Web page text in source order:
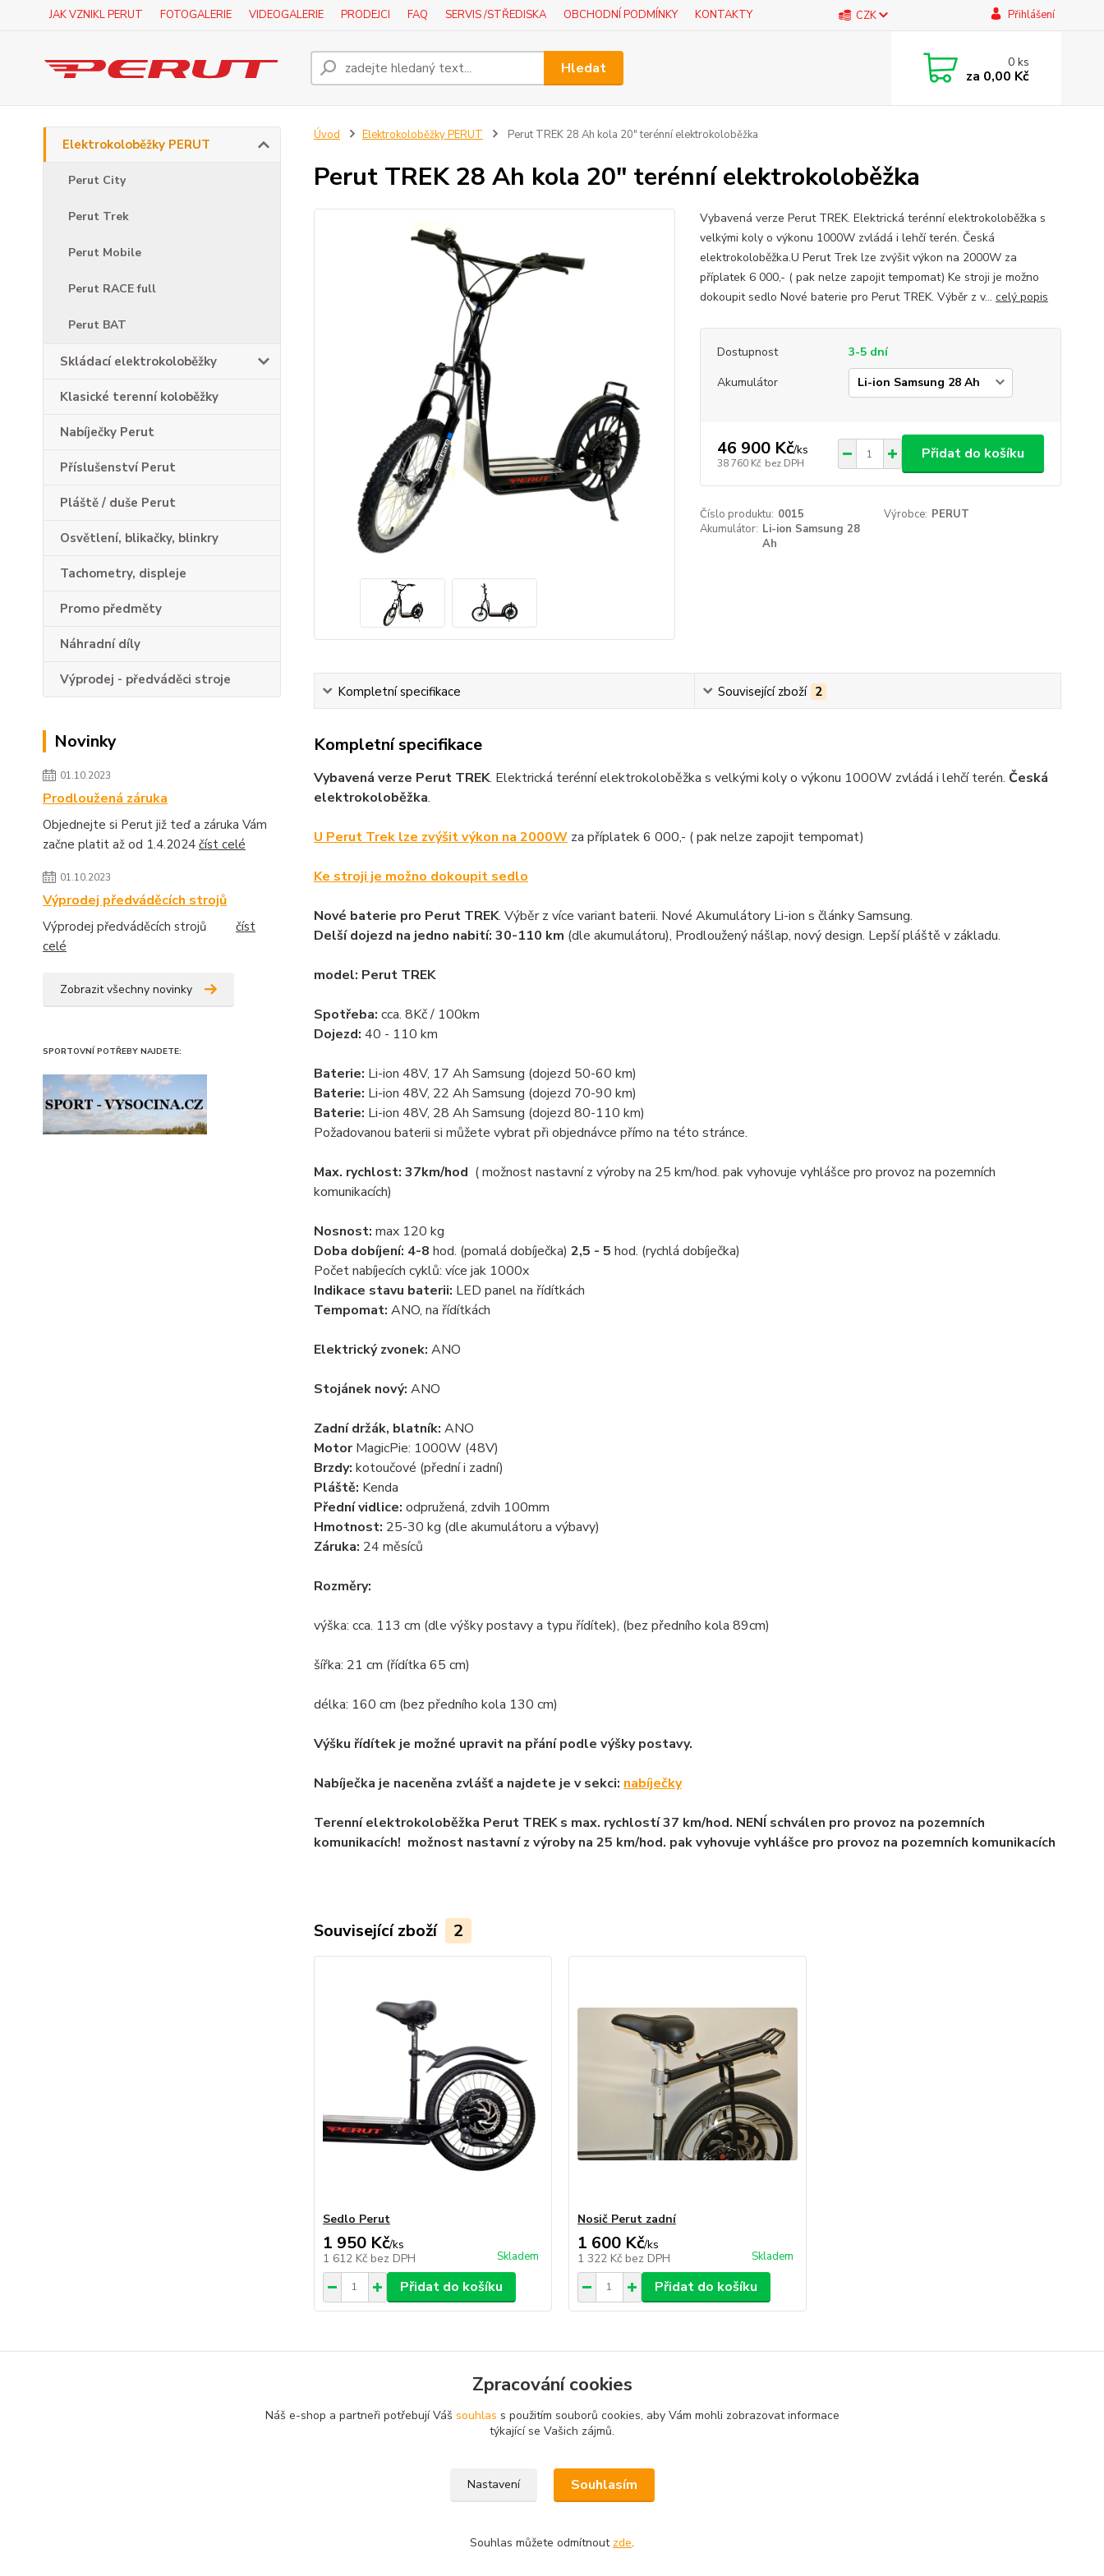
JAK VZNIKL PERUT FOTOGALERIE VIDEOGALERIE PRODEJCI FAQ SERVIS /STŘEDISKA OBCHODNÍ PODMÍNKY KONTAKTY CZK Přihlášení
Hledat 0ks
za 0,00 Kč
Elektrokoloběžky PERUT
Perut City
Perut Trek
Perut Mobile
Perut RACE full
Perut BAT
Skládací elektrokoloběžky
Klasické terenní koloběžky
Nabíječky Perut
Příslušenství Perut
Pláště / duše Perut
Osvětlení, blikačky, blinkry
Tachometry, displeje
Promo předměty
Náhradní díly
Výprodej - předváděci stroje
Novinky
01.10.2023
Prodloužená záruka
Objednejte si Perut již teď a záruka Vám
začne platit až od 1.4.2024 číst celé
01.10.2023
Výprodej předváděcích strojů
Výprodej předváděcích strojů číst
celé
Zobrazit všechny novinky
SPORTOVNÍ POTŘEBY NAJDETE:
Úvod Elektrokoloběžky PERUT Perut TREK 28 Ah kola 20" terénní elektrokoloběžka
Perut TREK 28 Ah kola 20" terénní elektrokoloběžka
Vybavená verze Perut TREK. Elektrická terénní elektrokoloběžka s
velkými koly o výkonu 1000W zvládá i lehčí terén. Česká
elektrokoloběžka.U Perut Trek lze zvýšit výkon na 2000W za
příplatek 6 000,- ( pak nelze zapojit tempomat) Ke stroji je možno
dokoupit sedlo Nové baterie pro Perut TREK. Výběr z v... celý popis
Dostupnost
3-5 dní
Akumulátor
46 900 Kč/ks
38 760 Kč bez DPH
Přidat do košíku
Číslo produktu: 0015 Výrobce: PERUT
Akumulátor: Li-ion Samsung 28
Ah
Kompletní specifikace Související zboží 2
Kompletní specifikace
Vybavená verze Perut TREK. Elektrická terénní elektrokoloběžka s velkými koly o výkonu 1000W zvládá i lehčí terén. Česká
elektrokoloběžka.
U Perut Trek lze zvýšit výkon na 2000Wza příplatek 6 000,- ( pak nelze zapojit tempomat)
Ke stroji je možno dokoupit sedlo
Nové baterie pro Perut TREK. Výběr z více variant baterii. Nové Akumulátory Li-ion s články Samsung.
Delší dojezd na jedno nabití: 30-110 km (dle akumulátoru), Prodloužený nášlap, nový design. Lepší pláště v základu.
model: Perut TREK
Spotřeba: cca. 8Kč / 100km
Dojezd: 40 - 110 km
Baterie: Li-ion 48V, 17 Ah Samsung (dojezd 50-60 km)
Baterie: Li-ion 48V, 22 Ah Samsung (dojezd 70-90 km)
Baterie: Li-ion 48V, 28 Ah Samsung (dojezd 80-110 km)
Požadovanou baterii si můžete vybrat při objednávce přímo na této stránce.
Max. rychlost: 37km/hod ( možnost nastavní z výroby na 25 km/hod. pak vyhovuje vyhlášce pro provoz na pozemních
komunikacích)
Nosnost: max 120 kg
Doba dobíjení: 4-8 hod. (pomalá dobíječka) 2,5 - 5 hod. (rychlá dobíječka)
Počet nabíjecích cyklů: více jak 1000x
Indikace stavu baterii: LED panel na řídítkách
Tempomat: ANO, na řídítkách
Elektrický zvonek: ANO
Stojánek nový: ANO
Zadní držák, blatník: ANO
MotorMagicPie: 1000W (48V)
Brzdy: kotoučové (přední i zadní)
Pláště: Kenda
Přední vidlice: odpružená, zdvih 100mm
Hmotnost: 25-30 kg (dle akumulátoru a výbavy)
Záruka: 24 měsíců
Rozměry:
výška: cca. 113 cm (dle výšky postavy a typu řídítek), (bez předního kola 89cm)
šířka: 21 cm (řídítka 65 cm)
délka: 160 cm (bez předního kola 130 cm)
Výšku řídítek je možné upravit na přání podle výšky postavy.
Nabíječka je naceněna zvlášť a najdete je v sekci: nabíječky
Terenní elektrokoloběžka Perut TREK s max. rychlostí 37 km/hod. NENÍ schválen pro provoz na pozemních
komunikacích! možnost nastavní z výroby na 25 km/hod. pak vyhovuje vyhlášce pro provoz na pozemních komunikacích
Související zboží 2
Sedlo Perut
1 950 Kč/ks
1 612 Kč bez DPH Skladem
Přidat do košíku
Nosič Perut zadní
1 600 Kč/ks
1 322 Kč bez DPH Skladem
Přidat do košíku
Zboží zařazeno v kategoriích
Perut Trek
Zpracování cookies
Náš e-shop a partneři potřebují Váš souhlas s použitím souborů cookies, aby Vám mohli zobrazovat informace
týkající se Vašich zájmů.
Nastavení Souhlasím
Souhlas můžete odmítnout zde.